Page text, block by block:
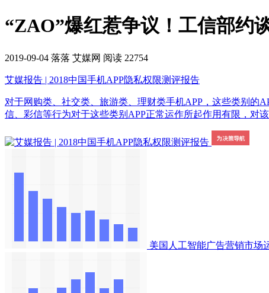
“ZAO”爆红惹争议！工信部约
2019-09-04 落落 艾媒网 阅读 22754
艾媒报告 | 2018中国手机APP隐私权限测评报告
对于网购类、社交类、旅游类、理财类手机APP，这些类别的
信、彩信等行为对于这些类别APP正常运作所起作用有限，对
美国人工智能广告营销市场